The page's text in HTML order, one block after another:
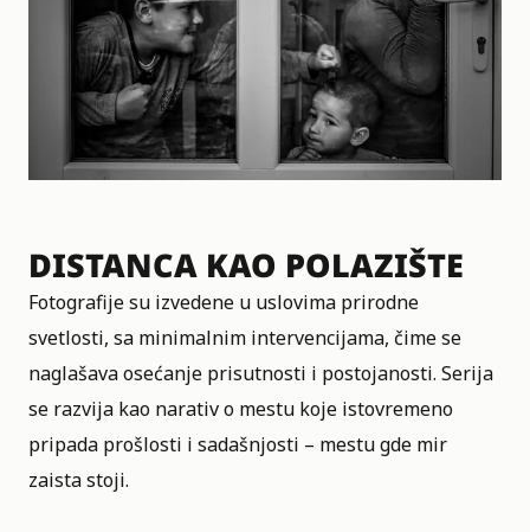
DISTANCA KAO POLAZIŠTE
Fotografije su izvedene u uslovima prirodne
svetlosti, sa minimalnim intervencijama, čime se
naglašava osećanje prisutnosti i postojanosti. Serija
se razvija kao narativ o mestu koje istovremeno
pripada prošlosti i sadašnjosti – mestu gde mir
zaista stoji.